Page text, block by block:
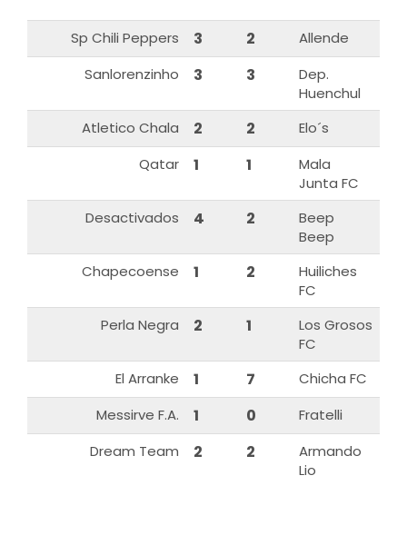
Sp Chili Peppers 3 2
Allende
Sanlorenzinho
3 3
Dep.
Huenchul
Atletico Chala
2 2
Elo´s
Qatar
1 1
Mala
Junta FC
Desactivados
4 2
Beep
Beep
Chapecoense
1 2
Huiliches
FC
Perla Negra
2 1
Los Grosos
FC
El Arranke
1 7
Chicha FC
Messirve F.A.
1 0
Fratelli
Dream Team
2 2
Armando
Lio